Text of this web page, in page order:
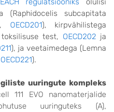
(Raphidocelis subcapitata
OECD201), kirpvähilistega
test, OECD202 ja
), ja veetaimedega (Lemna
OECD221).
uuringute kompleks
111 EVO nanomaterjalide
uuringuteks (A),